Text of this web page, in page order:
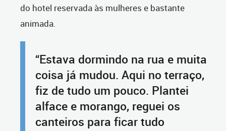
do hotel reservada às mulheres e bastante
animada.
“Estava dormindo na rua e muita
coisa já mudou. Aqui no terraço,
fiz de tudo um pouco. Plantei
alface e morango, reguei os
canteiros para ficar tudo